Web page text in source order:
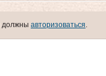
должны авторизоваться